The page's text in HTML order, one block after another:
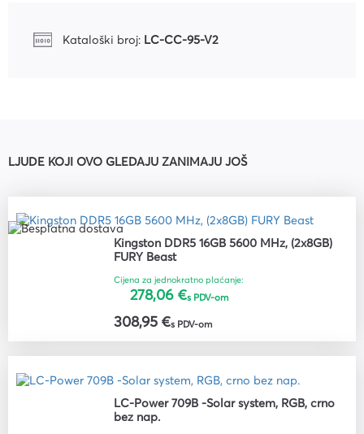
Kataloški broj: LC-CC-95-V2
LJUDE KOJI OVO GLEDAJU ZANIMAJU JOŠ
Kingston DDR5 16GB 5600 MHz, (2x8GB)
FURY Beast
Cijena za jednokratno plaćanje:
278,06 €s PDV-om
308,95 €s PDV-om
LC-Power 709B -Solar system, RGB, crno
bez nap.